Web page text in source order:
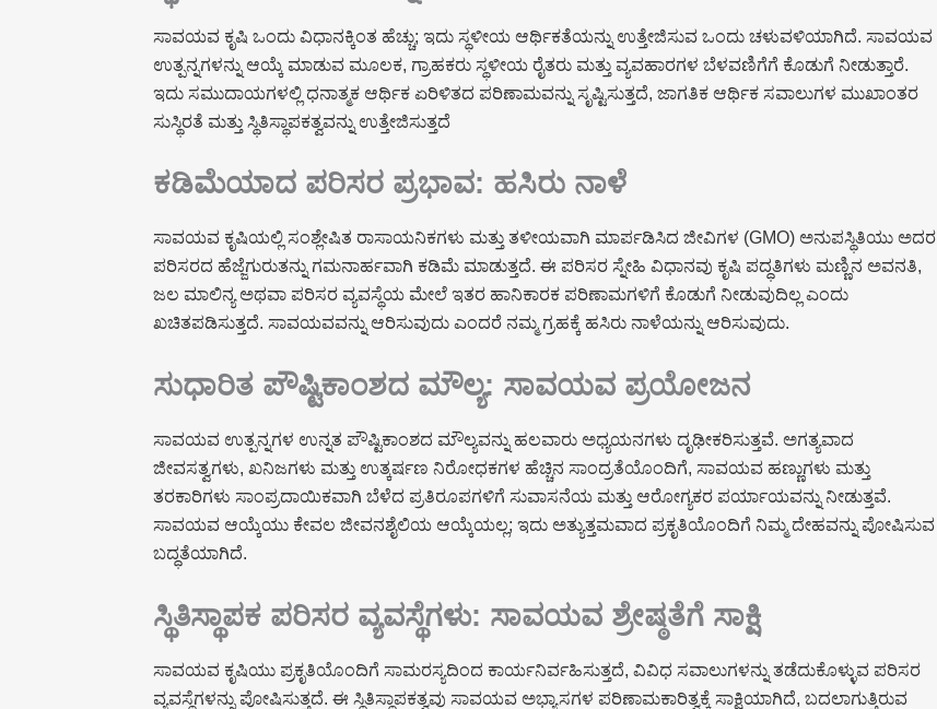
ಸಾವಯವ ಕೃಷಿ ಒಂದು ವಿಧಾನಕ್ಕಿಂತ ಹೆಚ್ಚು; ಇದು ಸ್ಥಳೀಯ ಆರ್ಥಿಕತೆಯನ್ನು ಉತ್ತೇಜಿಸುವ ಒಂದು ಚಳುವಳಿಯಾಗಿದೆ. ಸಾವಯವ
ಉತ್ಪನ್ನಗಳನ್ನು ಆಯ್ಕೆ ಮಾಡುವ ಮೂಲಕ, ಗ್ರಾಹಕರು ಸ್ಥಳೀಯ ರೈತರು ಮತ್ತು ವ್ಯವಹಾರಗಳ ಬೆಳವಣಿಗೆಗೆ ಕೊಡುಗೆ ನೀಡುತ್ತಾರೆ.
ಇದು ಸಮುದಾಯಗಳಲ್ಲಿ ಧನಾತ್ಮಕ ಆರ್ಥಿಕ ಏರಿಳಿತದ ಪರಿಣಾಮವನ್ನು ಸೃಷ್ಟಿಸುತ್ತದೆ, ಜಾಗತಿಕ ಆರ್ಥಿಕ ಸವಾಲುಗಳ ಮುಖಾಂತರ
ಸುಸ್ಥಿರತೆ ಮತ್ತು ಸ್ಥಿತಿಸ್ಥಾಪಕತ್ವವನ್ನು ಉತ್ತೇಜಿಸುತ್ತದೆ
ಕಡಿಮೆಯಾದ ಪರಿಸರ ಪ್ರಭಾವ: ಹಸಿರು ನಾಳೆ
ಸಾವಯವ ಕೃಷಿಯಲ್ಲಿ ಸಂಶ್ಲೇಷಿತ ರಾಸಾಯನಿಕಗಳು ಮತ್ತು ತಳೀಯವಾಗಿ ಮಾರ್ಪಡಿಸಿದ ಜೀವಿಗಳ (GMO) ಅನುಪಸ್ಥಿತಿಯು ಅದರ
ಪರಿಸರದ ಹೆಜ್ಜೆಗುರುತನ್ನು ಗಮನಾರ್ಹವಾಗಿ ಕಡಿಮೆ ಮಾಡುತ್ತದೆ. ಈ ಪರಿಸರ ಸ್ನೇಹಿ ವಿಧಾನವು ಕೃಷಿ ಪದ್ಧತಿಗಳು ಮಣ್ಣಿನ ಅವನತಿ,
ಜಲ ಮಾಲಿನ್ಯ ಅಥವಾ ಪರಿಸರ ವ್ಯವಸ್ಥೆಯ ಮೇಲೆ ಇತರ ಹಾನಿಕಾರಕ ಪರಿಣಾಮಗಳಿಗೆ ಕೊಡುಗೆ ನೀಡುವುದಿಲ್ಲ ಎಂದು
ಖಚಿತಪಡಿಸುತ್ತದೆ. ಸಾವಯವವನ್ನು ಆರಿಸುವುದು ಎಂದರೆ ನಮ್ಮ ಗ್ರಹಕ್ಕೆ ಹಸಿರು ನಾಳೆಯನ್ನು ಆರಿಸುವುದು.
ಸುಧಾರಿತ ಪೌಷ್ಟಿಕಾಂಶದ ಮೌಲ್ಯ: ಸಾವಯವ ಪ್ರಯೋಜನ
ಸಾವಯವ ಉತ್ಪನ್ನಗಳ ಉನ್ನತ ಪೌಷ್ಟಿಕಾಂಶದ ಮೌಲ್ಯವನ್ನು ಹಲವಾರು ಅಧ್ಯಯನಗಳು ದೃಢೀಕರಿಸುತ್ತವೆ. ಅಗತ್ಯವಾದ
ಜೀವಸತ್ವಗಳು, ಖನಿಜಗಳು ಮತ್ತು ಉತ್ಕರ್ಷಣ ನಿರೋಧಕಗಳ ಹೆಚ್ಚಿನ ಸಾಂದ್ರತೆಯೊಂದಿಗೆ, ಸಾವಯವ ಹಣ್ಣುಗಳು ಮತ್ತು
ತರಕಾರಿಗಳು ಸಾಂಪ್ರದಾಯಿಕವಾಗಿ ಬೆಳೆದ ಪ್ರತಿರೂಪಗಳಿಗೆ ಸುವಾಸನೆಯ ಮತ್ತು ಆರೋಗ್ಯಕರ ಪರ್ಯಾಯವನ್ನು ನೀಡುತ್ತವೆ.
ಸಾವಯವ ಆಯ್ಕೆಯು ಕೇವಲ ಜೀವನಶೈಲಿಯ ಆಯ್ಕೆಯಲ್ಲ; ಇದು ಅತ್ಯುತ್ತಮವಾದ ಪ್ರಕೃತಿಯೊಂದಿಗೆ ನಿಮ್ಮ ದೇಹವನ್ನು ಪೋಷಿಸುವ
ಬದ್ಧತೆಯಾಗಿದೆ.
ಸ್ಥಿತಿಸ್ಥಾಪಕ ಪರಿಸರ ವ್ಯವಸ್ಥೆಗಳು: ಸಾವಯವ ಶ್ರೇಷ್ಠತೆಗೆ ಸಾಕ್ಷಿ
ಸಾವಯವ ಕೃಷಿಯು ಪ್ರಕೃತಿಯೊಂದಿಗೆ ಸಾಮರಸ್ಯದಿಂದ ಕಾರ್ಯನಿರ್ವಹಿಸುತ್ತದೆ, ವಿವಿಧ ಸವಾಲುಗಳನ್ನು ತಡೆದುಕೊಳ್ಳುವ ಪರಿಸರ
ವ್ಯವಸ್ಥೆಗಳನ್ನು ಪೋಷಿಸುತ್ತದೆ. ಈ ಸ್ಥಿತಿಸ್ಥಾಪಕತ್ವವು ಸಾವಯವ ಅಭ್ಯಾಸಗಳ ಪರಿಣಾಮಕಾರಿತ್ವಕ್ಕೆ ಸಾಕ್ಷಿಯಾಗಿದೆ, ಬದಲಾಗುತ್ತಿರುವ